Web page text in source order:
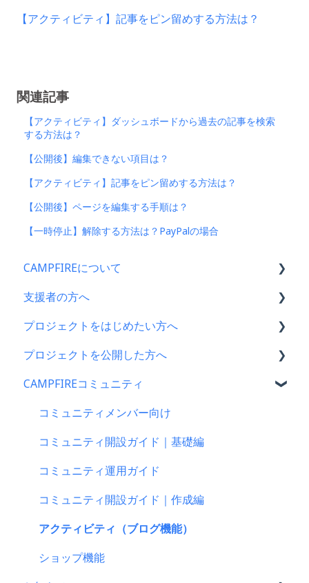
【アクティビティ】記事をピン留めする方法は？
関連記事
【アクティビティ】ダッシュボードから過去の記事を検索
する方法は？
【公開後】編集できない項目は？
【アクティビティ】記事をピン留めする方法は？
【公開後】ページを編集する手順は？
【一時停止】解除する方法は？PayPalの場合
CAMPFIREについて
CAMPFIRE各種制度の規約について
CAMPFIREふるさと納税について
はじめての方へ
登録情報に関するよくある質問
新規会員登録・ログイン・ログアウトについて
登録情報の確認・変更・削除について
マイページの機能について
CAMPFIREブランドリソース
支援者の方へ
支援に関するよくある質問
支援をした後に
キャリア決済
楽天ペイ
au PAY（ネット支払い）
PayPay（ペイペイ）決済
クレジット決済
支援の仕方について
Paypal決済
プロジェクトをはじめたい方へ
プロジェクトをはじめる前に
プロジェクト作成時によくある質問
プロジェクト作成について
プロジェクトの審査について
公開に向けて
リターン設定で気をつけるポイント
リターンについて
プロフィールについて
プロジェクトを公開した方へ
支援金の振込について
プロジェクトを公開したら
仲間募集について
プロジェクトが終了したら
支援者の情報について
プロジェクト達成に役立つ機能
プロジェクト公開後によくある質問
CAMPFIREコミュニティ
コミュニティメンバー向け
コミュニティ開設ガイド｜基礎編
コミュニティ運用ガイド
コミュニティ開設ガイド｜作成編
アクティビティ（ブログ機能）
ショップ機能